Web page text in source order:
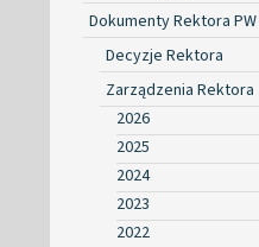
Dokumenty Rektora PW
Decyzje Rektora
Zarządzenia Rektora
2026
2025
2024
2023
2022